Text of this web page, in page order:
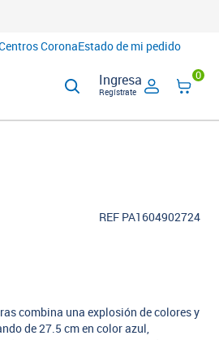
CoronaEstado de mi pedido
Ingresa
Regístrate
0
REF PA1604902724
combina una explosión de colores y
de 27.5 cm en color azul,